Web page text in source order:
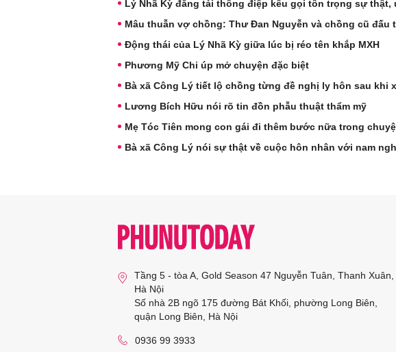
Lý Nhã Kỳ đăng tải thông điệp kêu gọi tôn trọng sự
Mâu thuẫn vợ chồng: Thư Đan Nguyễn và chồng cũ đấu
Động thái của Lý Nhã Kỳ giữa lúc bị réo tên khắp MXH
Phương Mỹ Chi úp mở chuyện đặc biệt
Bà xã Công Lý tiết lộ chồng từng đề nghị ly hôn sau khi
Lương Bích Hữu nói rõ tin đồn phẫu thuật thẩm mỹ
Mẹ Tóc Tiên mong con gái đi thêm bước nữa trong
Bà xã Công Lý nói sự thật về cuộc hôn nhân với nam
Tầng 5 - tòa A, Gold Season 47 Nguyễn Tuân, Thanh Xuân,
Hà Nội
Số nhà 2B ngõ 175 đường Bát Khối, phường Long Biên,
quận Long Biên, Hà Nội
0936 99 3933